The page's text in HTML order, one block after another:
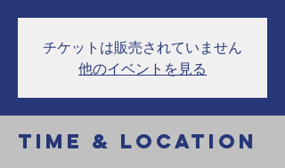
チケットは販売されていません
他のイベントを見る
Time & Location